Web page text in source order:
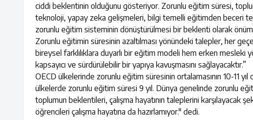
ciddi beklentinin olduğunu gösteriyor. Zorunlu eğitim süresi,
teknoloji, yapay zeka gelişmeleri, bilgi temelli eğitimden beceri
zorunlu eğitim sisteminin dönüştürülmesi bir beklenti olarak
Zorunlu eğitimin süresinin azaltılması yönündeki talepler, her
bireysel farklılıklara duyarlı bir eğitim modeli hem erken
kapsayıcı ve sürdürülebilir bir yapıya kavuşmasını sağlayacaktır.”
OECD ülkelerinde zorunlu eğitim süresinin ortalamasının 10-11
ülkelerde zorunlu eğitim süresi 9 yıl. Dünya genelinde zorunlu
toplumun beklentileri, çalışma hayatının taleplerini karşılayacak
öğrencileri çalışma hayatına da hazırlamıyor." dedi.